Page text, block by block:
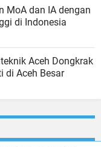
MoA dan IA dengan
di Indonesia
Aceh Dongkrak
di Aceh Besar